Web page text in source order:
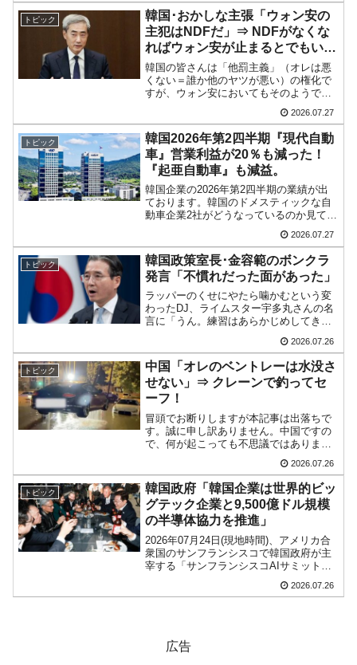
アピール。↑「サンフランシスコ在外同胞
懇談会」「世...
トピック
韓国･おかしな主張「ウォン安の
主犯はNDFだ」⇒ NDFがなくな
ればウォン安が止まるとでもいう
のか？
韓国の皆さんは「他罰主義」（オレは悪
くない＝誰か他のヤツが悪い）の権化で
すが、ウォン安においてもそのようで
オレのせいではない、誰か他のヤツが悪
いのだ――とするかのような、おっかし
な記事を『朝鮮日報』が出し...
2026.07.27
トピック
韓国2026年第2四半期『現代自動
車』営業利益が20％も減った！
『起亜自動車』も減益。
韓国企業の2026年第2四半期の業績が出
ております。韓国のドメスティックな自
動車企業2社がどうなっているのか見てみ
ましょう。まずは『現代自動車』です。
『現代自動車』2026年第2四半期総売
上：49兆2,153億2,800万ウォン
（1.9％）...
2026.07.27
トピック
韓国政策室長･金容範のボンクラ
発言「不慣れだった面があった」
ラッパーのくせにやたら噛かむという変
わったDJ、ライムスター宇多丸さんの名
言に「うん。練習はあらかじめしてきて
この言葉のとおりです。もう何度だって
いいますが、大統領府政策室長を務める
金容範（キム·ヨンボム...
2026.07.26
トピック
中国「オレのベントレーは水没さ
せない」⇒ クレーンで釣ってセ
ーフ！
冒頭でお断りしますが本記事は出落ちで
す。誠に申し訳ありません。中国ですの
で、何が起こっても不思議ではありませ
省瀋陽市の渾南区で珍光景が出現しまし
た。2026年07月14日、「伯爵源築」とい
う高級マンション...
2026.07.26
トピック
韓国政府「韓国企業は世界的ビッ
グテック企業と9,500億ドル規模
の半導体協力を推進」
2026年07月24日(現地時間)、アメリカ合
衆国のサンフランシスコで韓国政府が主
宰する「サンフランシスコAIサミット」
ご紹介したとおり、合衆国のAI関連企業4
2026.07.26
広告